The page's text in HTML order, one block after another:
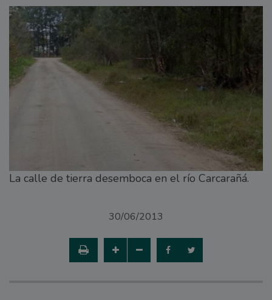
La calle de tierra desemboca en el río Carcarañá.
30/06/2013